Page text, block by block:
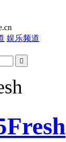
娱乐频道
